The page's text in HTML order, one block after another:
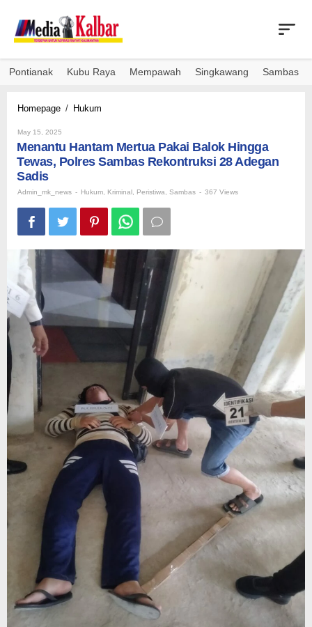
content
Pontianak Kubu Raya Mempawah Singkawang Sambas
Homepage / Hukum
Pakai
Balok
Polres
Sambas
Rekontruksi
28
Sadis
May 15, 2025
Menantu Hantam Mertua Pakai Balok Hingga
Tewas, Polres Sambas Rekontruksi 28 Adegan
Sadis
Admin_mk_news - Hukum Kriminal Peristiwa Sambas - 367 Views